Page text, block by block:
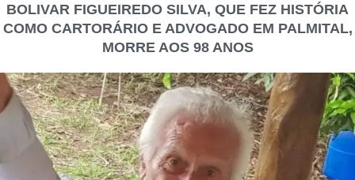
BOLIVAR FIGUEIREDO SILVA, QUE FEZ HISTÓRIA
COMO CARTORÁRIO E ADVOGADO EM PALMITAL,
MORRE AOS 98 ANOS